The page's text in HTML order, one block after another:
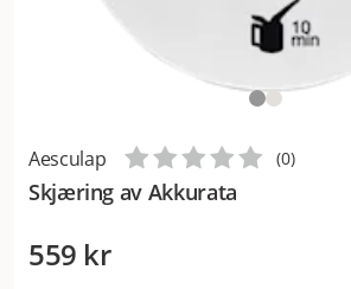
Aesculap
Skjæring av Akkurata
(0)
559 kr